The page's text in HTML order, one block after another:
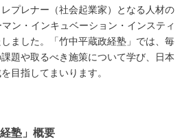
プレナー（社会起業家）となる人材の
ン・インキュベーション・インスティ
ました。「竹中平蔵政経塾」では、毎
題や取るべき施策について学び、日本
目指してまいります。
塾」概要